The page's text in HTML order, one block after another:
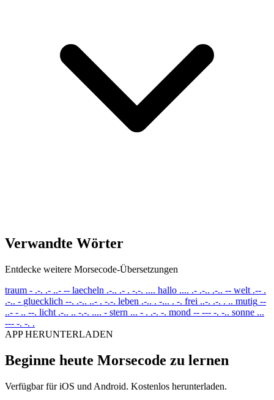
Verwandte Wörter
Entdecke weitere Morsecode-Übersetzungen
traum - .-. .- ..- -- laecheln .-.. .- . -.-. .... hallo .... .- .-.. .-.. -- welt .-- .
.-.. - gluecklich --. .-.. ..- . -.-. leben .-.. . -... . -. frei ..-. .-. . .. mutig --
..- - .. --. licht .-.. .. -.-. .... - stern ... - . .-. -. mond -- --- -. -.. sonne ...
--- -. -. .
APP HERUNTERLADEN
Beginne heute Morsecode zu lernen
Verfügbar für iOS und Android. Kostenlos herunterladen.